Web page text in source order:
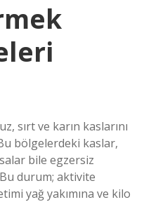
sırt ve karın kaslarını
bölgelerdeki kaslar,
bile egzersiz
durum; aktivite
yağ yakımına ve kilo